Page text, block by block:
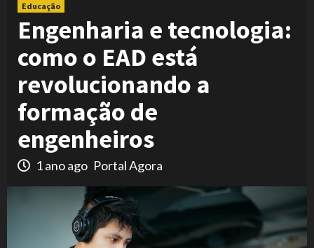
Educação
Engenharia e tecnologia:
como o EAD está
revolucionando a
formação de
engenheiros
1 ano ago Portal Agora